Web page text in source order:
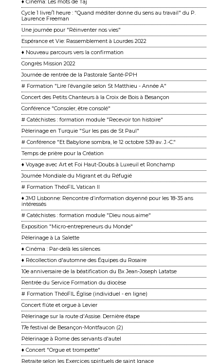
♦ Cinéma: Les mots de Taj
Cycle 1 livre/1 heure : "Quand méditer donne du sens au travail" du P.
Laurence Freeman
Une journée pour "Réinventer nos vies"
Espérance et Vie: Rassemblement à Lourdes 2022
♦ Nouveau parcours vers la confirmation
Congrès Mission 2022
Journée de rentrée de la Pastorale Santé-PPH
# Formation "Lire l’évangile selon St Matthieu - Année A"
Concert des Petits Chanteurs à la Croix de Bois à Besançon
Conférence "Consoler, être consolé"
# Catéchistes : formation module "Recevoir ton histoire"
Pèlerinage en Turquie "Sur les pas de St Paul"
# Conférence "Et Babylone sombra, le 12 octobre 539 av. J.-C."
Temps de prière pour la Création
♦ Voyage avec Art et Foi Haut-Doubs à Luxeuil et Ronchamp
Journée Mondiale du Migrant et du Réfugié
# Formation ThéoFIL Vatican II
♦ JMJ Lisbonne: Rencontre d’information doyenné pour les 18-35 ans
intéressés
# Catéchistes : formation module "Dieu nous aime"
Exposition "Micro-entrepreneurs du Monde"
Pèlerinage à La Salette
♦ Cinéma : Par-delà les silences
♦ Récollection d'automne des Équipes du Rosaire
10e anniversaire de la béatification du Bx Jean-Joseph Latatse
Rentrée du Service Formation du diocèse
# Formation ThéoFIL Église (individuel - en ligne)
Concert flûte et orgue à Levier
Pèlerinage sur la route d'Assise. Dernière étape
17e festival de Besançon-Montfaucon (2)
Pèlerinage à Rome des servants d'autel
♦ Concert "Orgue et trompette"
Retraite selon les Exercices spirituels de saint Ignace